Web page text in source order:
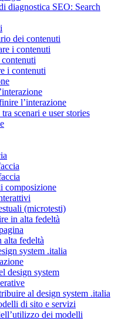
diagnostica SEO: Search
dei contenuti
i contenuti
i contenuti
l’interazione
scenari e user stories
composizione
(microtesti)
in alta fedeltà
fedeltà
system .italia
design system
al design system .italia
di sito e servizi
dei modelli